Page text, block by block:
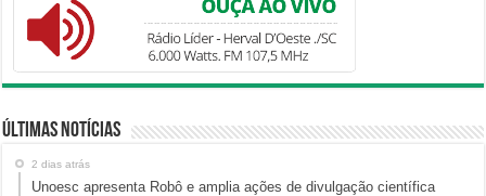
Últimas Notícias
2 dias atrás
Unoesc apresenta Robô e amplia ações de divulgação científica